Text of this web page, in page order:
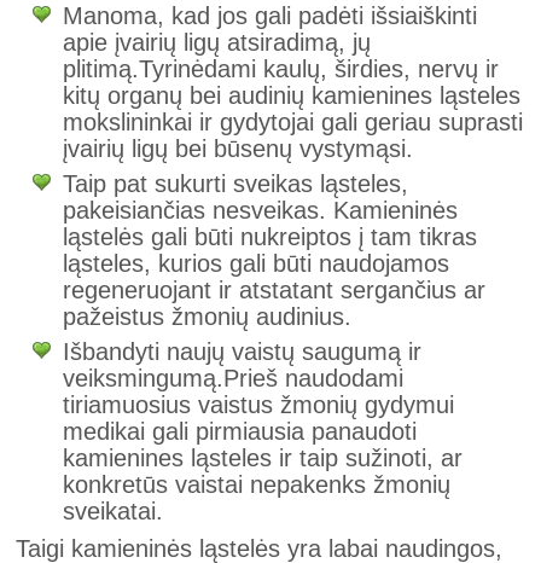
Manoma, kad jos gali padėti išsiaiškinti
apie įvairių ligų atsiradimą, jų
plitimą.Tyrinėdami kaulų, širdies, nervų ir
kitų organų bei audinių kamienines ląsteles
mokslininkai ir gydytojai gali geriau suprasti
įvairių ligų bei būsenų vystymąsi.
Taip pat sukurti sveikas ląsteles,
pakeisiančias nesveikas. Kamieninės
ląstelės gali būti nukreiptos į tam tikras
ląsteles, kurios gali būti naudojamos
regeneruojant ir atstatant sergančius ar
pažeistus žmonių audinius.
Išbandyti naujų vaistų saugumą ir
veiksmingumą.Prieš naudodami
tiriamuosius vaistus žmonių gydymui
medikai gali pirmiausia panaudoti
kamienines ląsteles ir taip sužinoti, ar
konkretūs vaistai nepakenks žmonių
sveikatai.
Taigi kamieninės ląstelės yra labai naudingos,